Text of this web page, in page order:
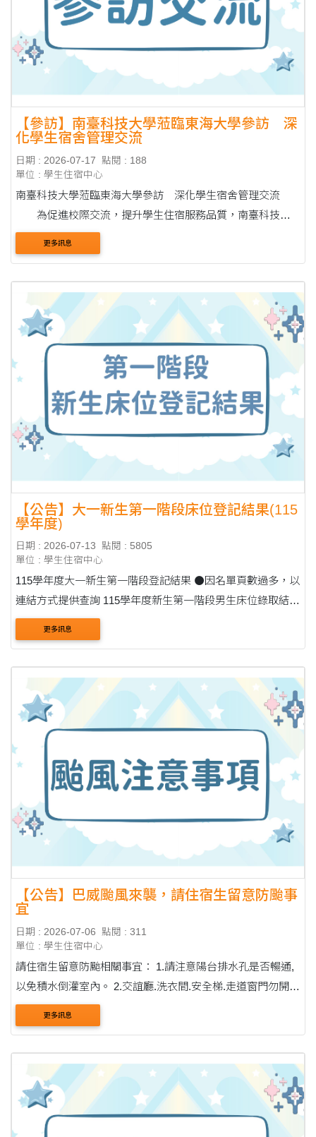
【參訪】南臺科技大學蒞臨東海大學參訪 深
化學生宿舍管理交流
日期 : 2026-07-17
點閱 : 188
單位 : 學生住宿中心
南臺科技大學蒞臨東海大學參訪 深化學生宿舍管理交流
為促進校際交流，提升學生住宿服務品質，南臺科技大
學於2026年7月15日下午由學務長鄭淑真率領生活輔導組組長
劉嘉坤等一行4人蒞臨東海大學參訪學生宿舍，....
更多訊息
【公告】大一新生第一階段床位登記結果(115
學年度)
日期 : 2026-07-13
點閱 : 5805
單位 : 學生住宿中心
115學年度大一新生第一階段登記結果 ⚫因名單頁數過多，以
連結方式提供查詢 115學年度新生第一階段男生床位錄取結
果：點此下載 (Click here to download) 115 Academic Year
First Stage Admission Results for Male Freshme....
更多訊息
【公告】巴威颱風來襲，請住宿生留意防颱事
宜
日期 : 2026-07-06
點閱 : 311
單位 : 學生住宿中心
請住宿生留意防颱相關事宜： 1.請注意陽台排水孔是否暢通,
以免積水倒灌室內。 2.交誼廳.洗衣間.安全梯.走道窗門勿開
啟。 3.狂風暴雨時請勿外出，儘量留在宿舍中，若需外出請
留意樹枝等物品掉落。 4.請儲備糧食(....
更多訊息